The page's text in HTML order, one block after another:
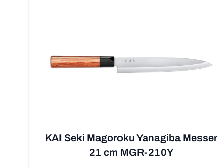
KAI Seki Magoroku Yanagiba Messer
21 cm MGR-210Y